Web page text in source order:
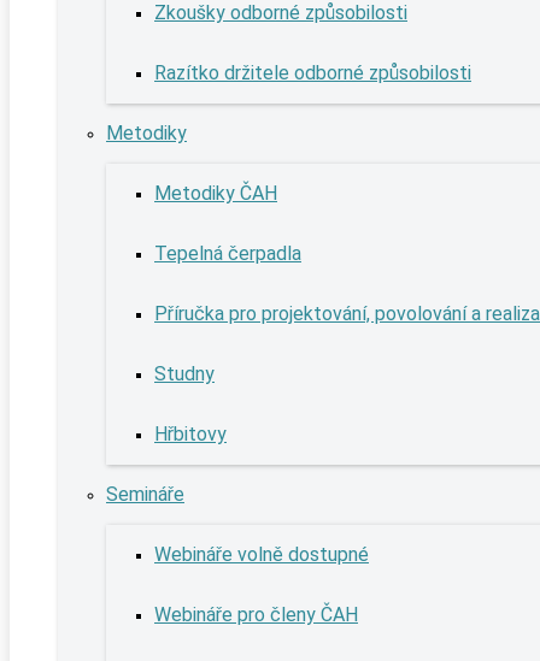
Zkoušky odborné způsobilosti
Razítko držitele odborné způsobilosti
Metodiky
Metodiky ČAH
Tepelná čerpadla
Příručka pro projektování, povolování a
Studny
Hřbitovy
Semináře
Webináře volně dostupné
Webináře pro členy ČAH